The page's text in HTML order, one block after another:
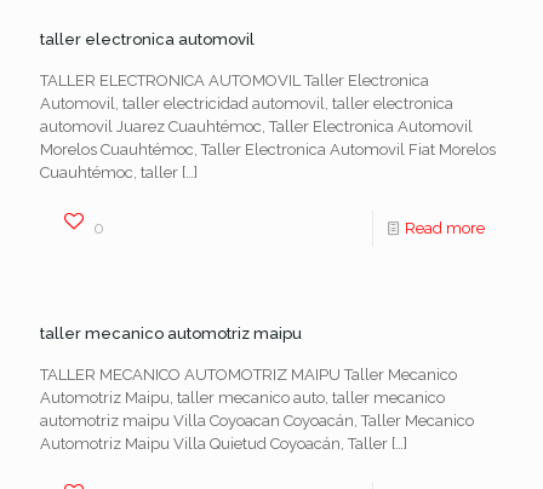
taller electronica automovil
TALLER ELECTRONICA AUTOMOVIL Taller Electronica
Automovil, taller electricidad automovil, taller electronica
automovil Juarez Cuauhtémoc, Taller Electronica Automovil
Morelos Cuauhtémoc, Taller Electronica Automovil Fiat Morelos
Cuauhtémoc, taller […]
0 Read more
taller mecanico automotriz maipu
TALLER MECANICO AUTOMOTRIZ MAIPU Taller Mecanico
Automotriz Maipu, taller mecanico auto, taller mecanico
automotriz maipu Villa Coyoacan Coyoacán, Taller Mecanico
Automotriz Maipu Villa Quietud Coyoacán, Taller […]